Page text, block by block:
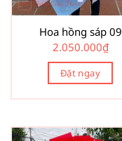
Hoa hồng sáp 09
2.050.000₫
Đặt ngay